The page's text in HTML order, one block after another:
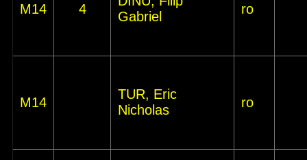
M14 4
Gabriel
ro
M14
TUR, Eric
Nicholas
ro